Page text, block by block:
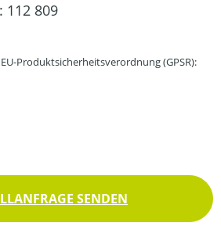
112 809
Produktsicherheitsverordnung (GPSR):
SENDEN